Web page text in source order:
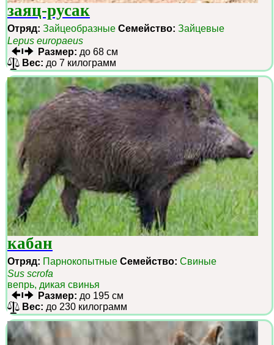
заяц-русак
Отряд: Зайцеобразные Семейство: Зайцевые
Lepus europaeus
Размер: до 68 см
Вес: до 7 килограмм
кабан
Отряд: Парнокопытные Семейство: Свиные
Sus scrofa
вепрь, дикая свинья
Размер: до 195 см
Вес: до 230 килограмм